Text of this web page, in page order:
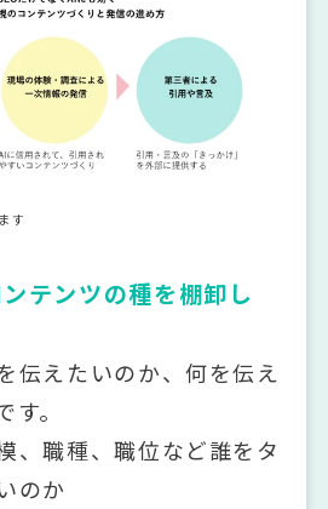
す
テンツの種を棚卸し
伝えたいのか、何を伝え
。
、職種、職位など誰をタ
のか